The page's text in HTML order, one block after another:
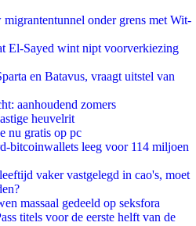
onder grens met Wit-
El-Sayed wint nipt voorverkiezing
en Batavus, vraagt uitstel van
aanhoudend zomers
heuvelrit
nu gratis op pc
bitcoinwallets leeg voor 114 miljoen
vaker vastgelegd in cao's, moet
massaal gedeeld op seksfora
titels voor de eerste helft van de